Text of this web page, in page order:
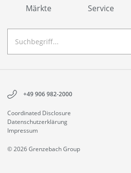
Märkte Service
+49 906 982-2000
Coordinated Disclosure
Datenschutzerklärung
Impressum
© 2026 Grenzebach Group